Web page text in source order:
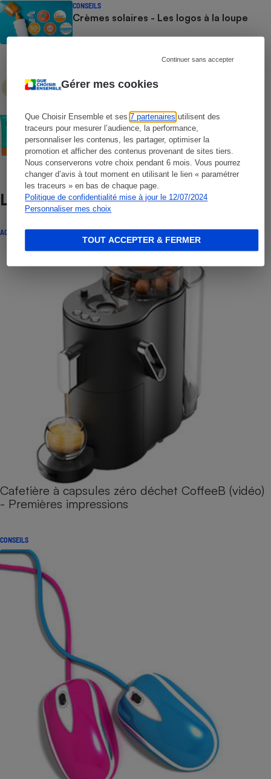
Gérer mes cookies
Que Choisir Ensemble et ses7 partenaires utilisent des
traceurs pour mesurer l’audience, la performance,
personnaliser les contenus, les partager, optimiser la
promotion et afficher des contenus provenant de sites tiers.
Nous conserverons votre choix pendant 6 mois. Vous pourrez
changer d’avis à tout moment en utilisant le lien « paramétrer
les traceurs » en bas de chaque page.
Politique de confidentialité mise à jour le 12/07/2024
Personnaliser mes choix
Continuer sans accepter
TOUT ACCEPTER & FERMER
CONSEILS
Crèmes solaires - Les logos à la loupe
COMMENT NOUS TESTONS
Crèmes solaires visage - Le protocole
Lire aussi
ACTUALITÉ
Cafetière à capsules zéro déchet CoffeeB (vidéo)
- Premières impressions
CONSEILS